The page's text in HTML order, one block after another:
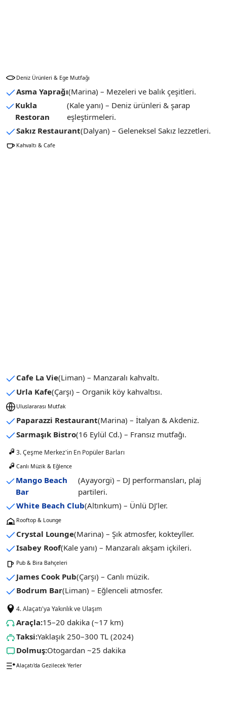
Deniz Ürünleri & Ege Mutfağı
Asma Yaprağı(Marina) – Mezeleri ve balık çeşitleri.
Kukla
Restoran
(Kale yanı) – Deniz ürünleri & şarap
eşleştirmeleri.
Sakız Restaurant(Dalyan) – Geleneksel Sakız lezzetleri.
Kahvaltı & Cafe
Cafe La Vie(Liman) – Manzaralı kahvaltı.
Urla Kafe(Çarşı) – Organik köy kahvaltısı.
Uluslararası Mutfak
Paparazzi Restaurant(Marina) – İtalyan & Akdeniz.
Sarmaşık Bistro(16 Eylül Cd.) – Fransız mutfağı.
3. Çeşme Merkez'in En Popüler Barları
Canlı Müzik & Eğlence
Mango Beach
Bar
(Ayayorgi) – DJ performansları, plaj
partileri.
White Beach Club(Altınkum) – Ünlü DJ’ler.
Rooftop & Lounge
Crystal Lounge(Marina) – Şık atmosfer, kokteyller.
Isabey Roof(Kale yanı) – Manzaralı akşam içkileri.
Pub & Bira Bahçeleri
James Cook Pub(Çarşı) – Canlı müzik.
Bodrum Bar(Liman) – Eğlenceli atmosfer.
4. Alaçatı'ya Yakınlık ve Ulaşım
Araçla:15–20 dakika (~17 km)
Taksi:Yaklaşık 250–300 TL (2024)
Dolmuş:Otogardan ~25 dakika
Alaçatı'da Gezilecek Yerler